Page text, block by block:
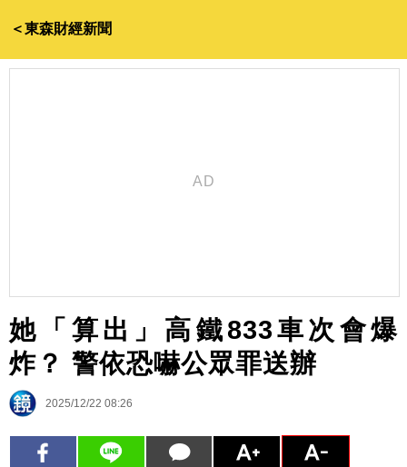
＜東森財經新聞
她「算出」高鐵833車次會爆
炸？ 警依恐嚇公眾罪送辦
2025/12/22 08:26